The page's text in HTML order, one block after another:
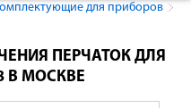
для приборов
ПЕРЧАТОК ДЛЯ
В МОСКВЕ